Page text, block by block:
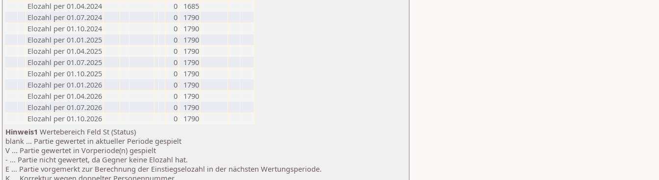
Elozahl per 01.04.2024
0
1685
Elozahl per 01.07.2024
0
1790
Elozahl per 01.10.2024
0
1790
Elozahl per 01.01.2025
0
1790
Elozahl per 01.04.2025
0
1790
Elozahl per 01.07.2025
0
1790
Elozahl per 01.10.2025
0
1790
Elozahl per 01.01.2026
0
1790
Elozahl per 01.04.2026
0
1790
Elozahl per 01.07.2026
0
1790
Elozahl per 01.10.2026
0
1790
Hinweis1 Wertebereich Feld St (Status)
blank ... Partie gewertet in aktueller Periode gespielt
V ... Partie gewertet in Vorperiode(n) gespielt
- ... Partie nicht gewertet, da Gegner keine Elozahl hat.
E ... Partie vorgemerkt zur Berechnung der Einstiegselozahl in der nächsten Wertungsperiode.
K ... Korrektur wegen doppelter Personennummer.